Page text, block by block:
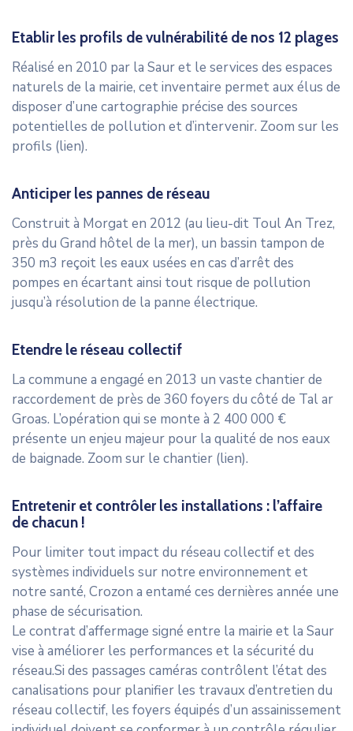
Etablir les profils de vulnérabilité de nos 12 plages
Réalisé en 2010 par la Saur et le services des espaces
naturels de la mairie, cet inventaire permet aux élus de
disposer d’une cartographie précise des sources
potentielles de pollution et d’intervenir. Zoom sur les
profils (lien).
Anticiper les pannes de réseau
Construit à Morgat en 2012 (au lieu-dit Toul An Trez,
près du Grand hôtel de la mer), un bassin tampon de
350 m3 reçoit les eaux usées en cas d’arrêt des
pompes en écartant ainsi tout risque de pollution
jusqu’à résolution de la panne électrique.
Etendre le réseau collectif
La commune a engagé en 2013 un vaste chantier de
raccordement de près de 360 foyers du côté de Tal ar
Groas. L’opération qui se monte à 2 400 000 €
présente un enjeu majeur pour la qualité de nos eaux
de baignade. Zoom sur le chantier (lien).
Entretenir et contrôler les installations : l’affaire
de chacun !
Pour limiter tout impact du réseau collectif et des
systèmes individuels sur notre environnement et
notre santé, Crozon a entamé ces dernières année une
phase de sécurisation.
Le contrat d’affermage signé entre la mairie et la Saur
vise à améliorer les performances et la sécurité du
réseau.Si des passages caméras contrôlent l’état des
canalisations pour planifier les travaux d’entretien du
réseau collectif, les foyers équipés d’un assainissement